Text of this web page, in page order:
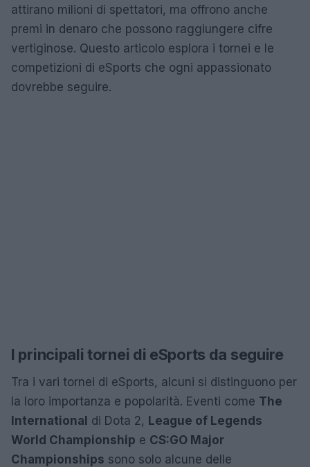
attirano milioni di spettatori, ma offrono anche
premi in denaro che possono raggiungere cifre
vertiginose. Questo articolo esplora i tornei e le
competizioni di eSports che ogni appassionato
dovrebbe seguire.
I principali tornei di eSports da seguire
Tra i vari tornei di eSports, alcuni si distinguono per
la loro importanza e popolarità. Eventi come The
International di Dota 2, League of Legends
World Championship e CS:GO Major
Championships sono solo alcune delle